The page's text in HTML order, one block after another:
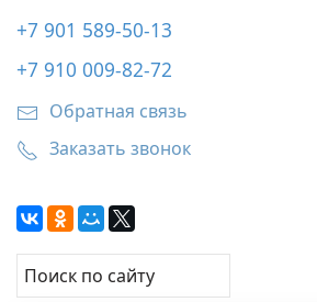
+7 901 589-50-13
+7 910 009-82-72
Обратная связь
Заказать звонок